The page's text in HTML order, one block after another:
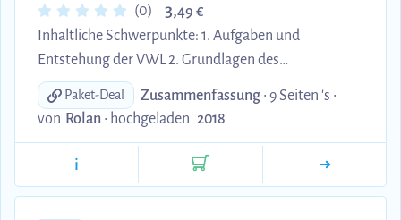
(0) 3,49 €
Inhaltliche Schwerpunkte: 1. Aufgaben und
Entstehung der VWL 2. Grundlagen des
Wirtschaftens (Notwendigkeit des Wirtschaftens,
Grundbegriffe wie Bedürfnis, Bedarf, etc.,
Bedürfnispyramide nach Maslow, materielle und
immaterielle Güter) 3. Produktionsfaktoren und
geschlossener Wirtschaftskreislauf (Arbeit, Boden,
Paket-Deal Zusammenfassung • 9 Seiten 's •
von Rolan • hochgeladen 2018
i